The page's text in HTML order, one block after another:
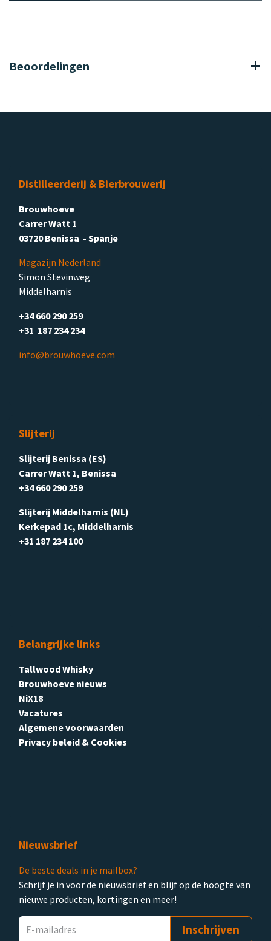
Beoordelingen
Distilleerderij & Bierbrouwerij
Brouwhoeve
Carrer Watt 1
03720 Benissa - Spanje
Magazijn Nederland
Simon Stevinweg
Middelharnis
+34 660 290 259
+31 187 234 234
info@brouwhoeve.com
Slijterij
Slijterij Benissa (ES)
Carrer Watt 1, Benissa
+34 660 290 259
Slijterij Middelharnis (NL)
Kerkepad 1c, Middelharnis
+31 187 234 100
Belangrijke links
Tallwood Whisky
Brouwhoeve nieuws
NiX18
Vacatures
Algemene voorwaarden
Privacy beleid & Cookies
Nieuwsbrief
De beste deals in je mailbox?
Schrijf je in voor de nieuwsbrief en blijf op de hoogte van
nieuwe producten, kortingen en meer!
Inschrijven